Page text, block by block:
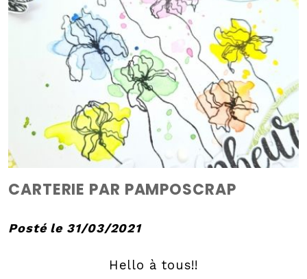
CARTERIE PAR PAMPOSCRAP
Posté le 31/03/2021
Hello à tous!!